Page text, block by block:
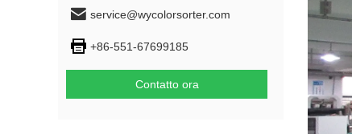
service@wycolorsorter.com
+86-551-67699185
Contatto ora